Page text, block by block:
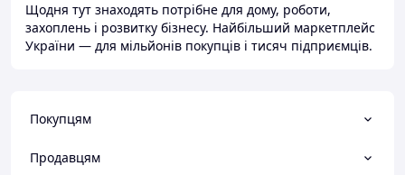
Щодня тут знаходять потрібне для дому, роботи,
захоплень і розвитку бізнесу. Найбільший маркетплейс
України — для мільйонів покупців і тисяч підприємців.
Покупцям
Продавцям